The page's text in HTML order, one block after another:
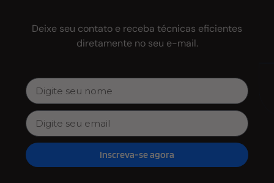
Deixe seu contato e receba técnicas eficientes
diretamente no seu e-mail.
Inscreva-se agora